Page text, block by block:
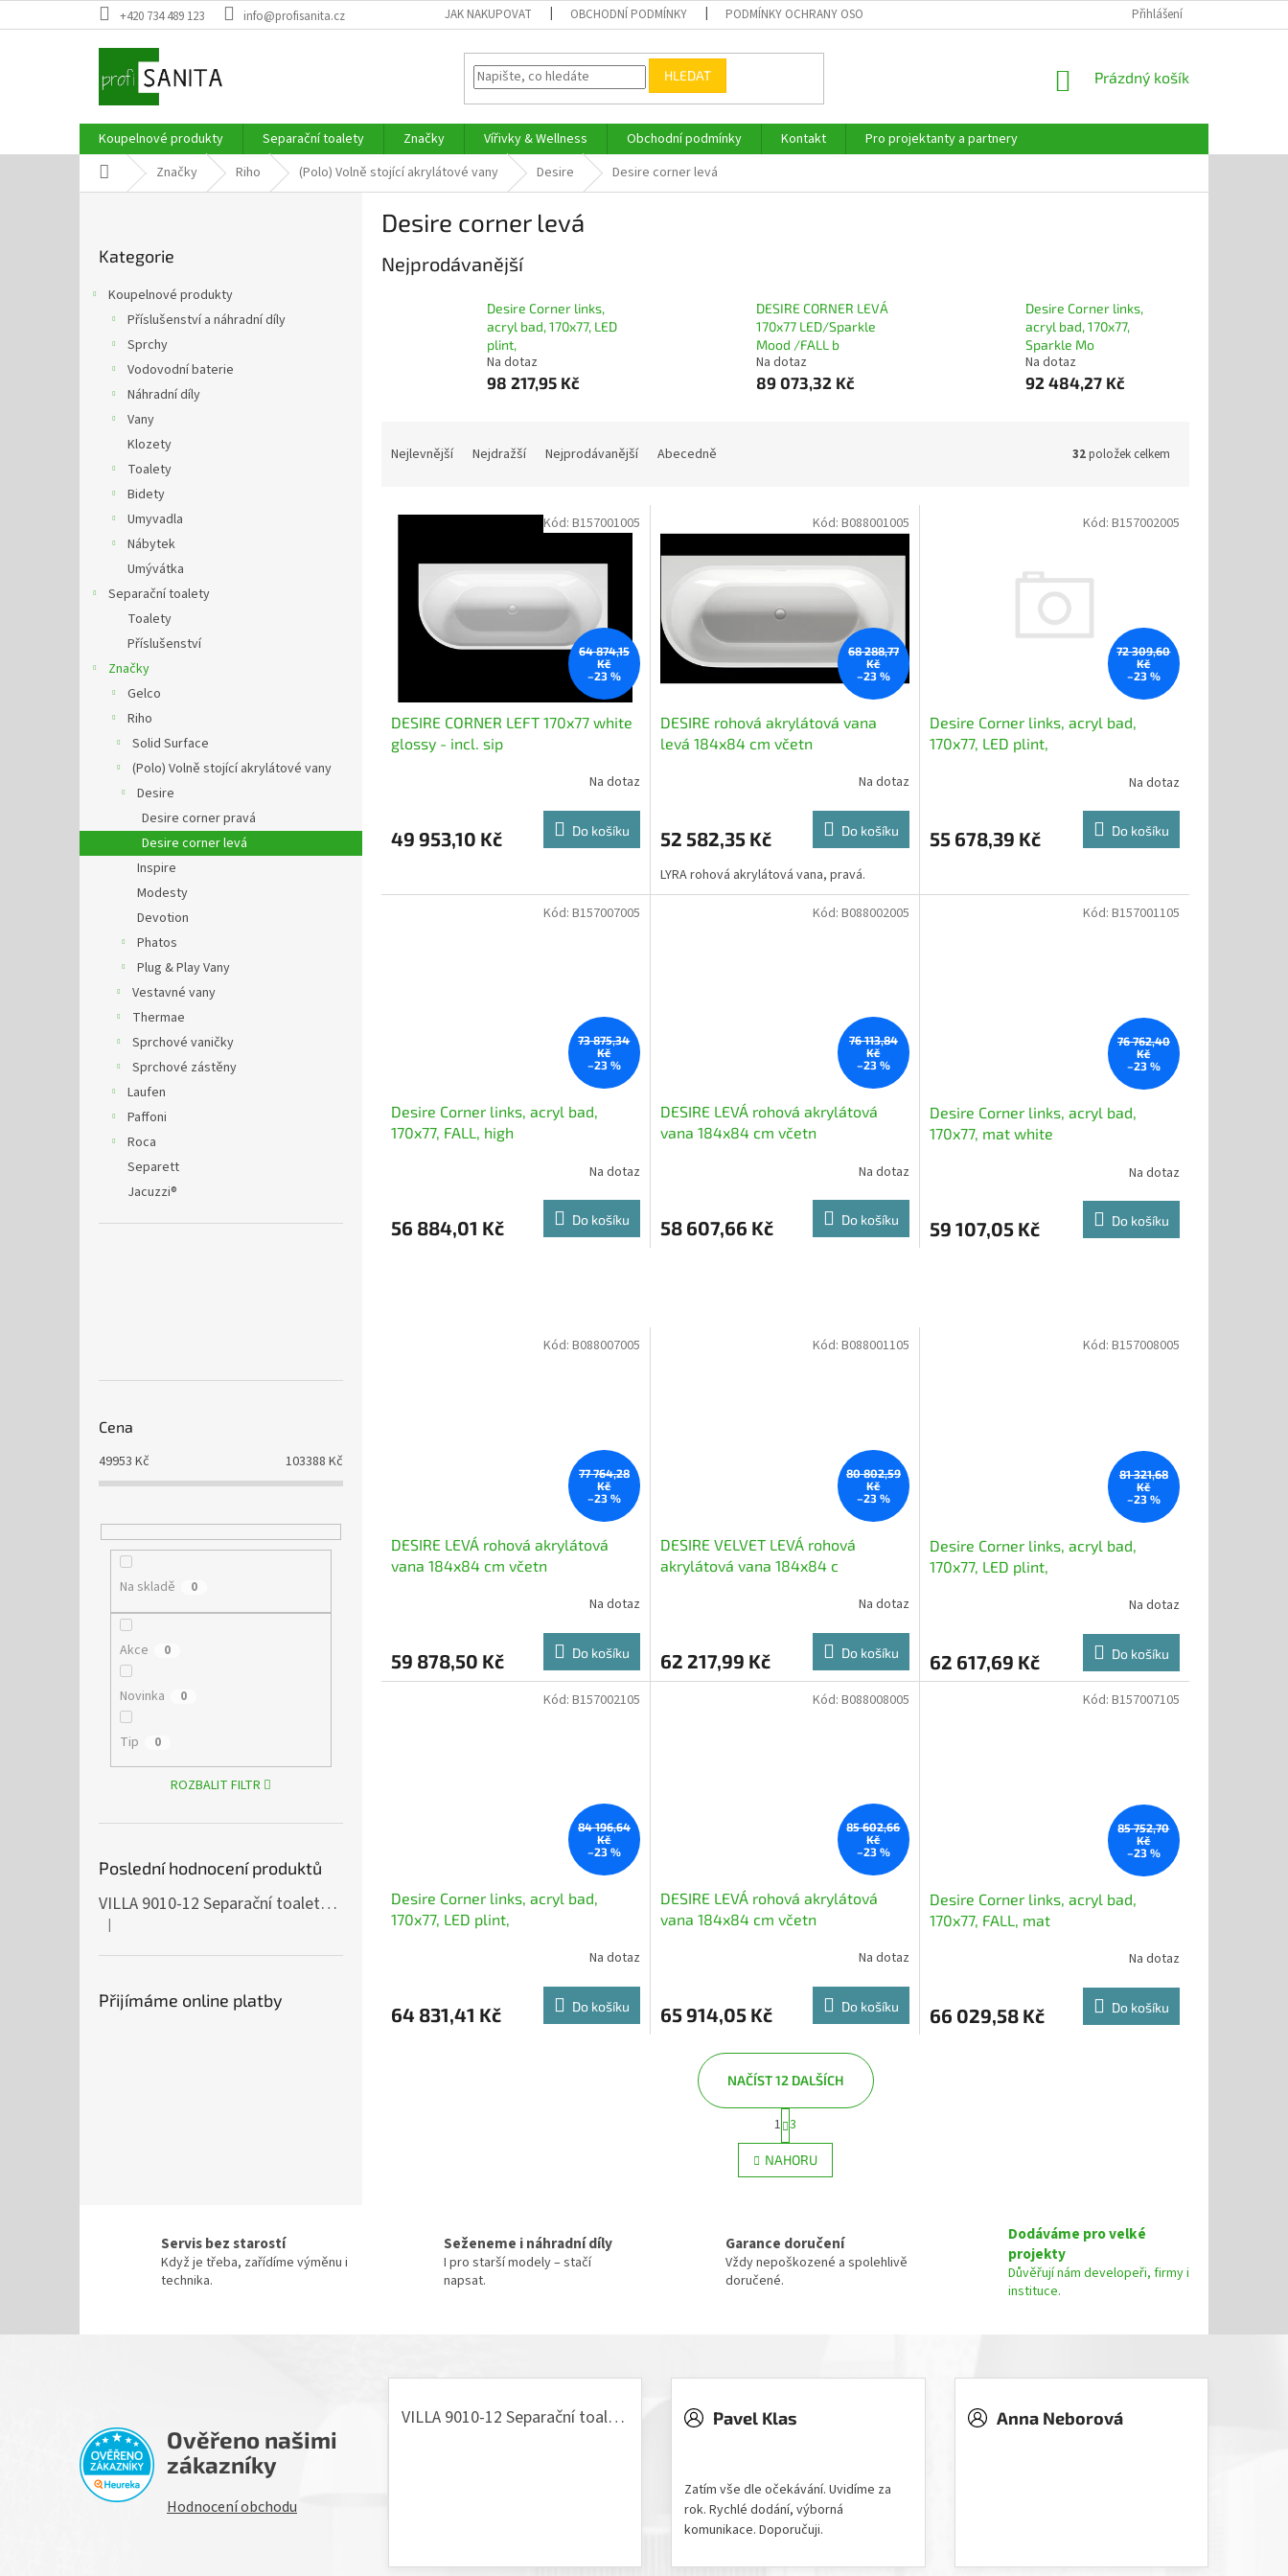
na
+420 734 489 123 info@profisanita.cz JAK NAKUPOVAT OBCHODNÍ PODMÍNKY PODMÍNKY OCHRANY OSOBNÍCH ÚDAJŮ Přihlášení
HLEDAT
NÁKUPNÍ
Prázdný košík
Koupelnové produkty Separační toalety Značky Vířivky & Wellness Obchodní podmínky Kontakt
Pro projektanty a partnery
Domů Značky Riho (Polo) Volně stojící akrylátové vany Desire Desire corner levá
kategorie
Kategorie
Koupelnové produkty
Příslušenství a náhradní díly
Sprchy
Vodovodní baterie
Náhradní díly
Vany
Klozety
Toalety
Bidety
Umyvadla
Nábytek
Umývátka
Separační toalety
Toalety
Příslušenství
Značky
Gelco
Riho
Solid Surface
(Polo) Volně stojící akrylátové vany
Desire
Desire corner pravá
Desire corner levá
Inspire
Modesty
Devotion
Phatos
Plug & Play Vany
Vestavné vany
Thermae
Sprchové vaničky
Sprchové zástěny
Laufen
Paffoni
Roca
Separett
Jacuzzi®
Cena
49953 Kč 103388 Kč
Na skladě 0
Akce 0
Novinka 0
Tip 0
ROZBALIT FILTR
Poslední hodnocení produktů
VILLA 9010-12 Separační toaleta, 230/12V
Hodnocení produktu je 5 z 5 hvězdiček.
|
Přijímáme online platby
Desire corner levá
Nejprodávanější
Desire Corner links,
acryl bad, 170x77, LED
plint,
Na dotaz
98 217,95 Kč
DESIRE CORNER LEVÁ
170x77 LED/Sparkle
Mood /FALL b
Na dotaz
89 073,32 Kč
Desire Corner links,
acryl bad, 170x77,
Sparkle Mo
Na dotaz
92 484,27 Kč
Nejlevnější Nejdražší Nejprodávanější Abecedně 32položek celkem
64 874,15
Kč
–23 %
DESIRE CORNER LEFT 170x77 white
glossy - incl. sip
Na dotaz
49 953,10 Kč Do košíku
Kód: B157001005
68 288,77
Kč
–23 %
DESIRE rohová akrylátová vana
levá 184x84 cm včetn
Na dotaz
52 582,35 Kč Do košíku
LYRA rohová akrylátová vana, pravá.
Kód: B088001005
72 309,60
Kč
–23 %
Desire Corner links, acryl bad,
170x77, LED plint,
Na dotaz
55 678,39 Kč Do košíku
Kód: B157002005
73 875,34
Kč
–23 %
Desire Corner links, acryl bad,
170x77, FALL, high
Na dotaz
56 884,01 Kč Do košíku
Kód: B157007005
76 113,84
Kč
–23 %
DESIRE LEVÁ rohová akrylátová
vana 184x84 cm včetn
Na dotaz
58 607,66 Kč Do košíku
Kód: B088002005
76 762,40
Kč
–23 %
Desire Corner links, acryl bad,
170x77, mat white
Na dotaz
59 107,05 Kč Do košíku
Kód: B157001105
77 764,28
Kč
–23 %
DESIRE LEVÁ rohová akrylátová
vana 184x84 cm včetn
Na dotaz
59 878,50 Kč Do košíku
Kód: B088007005
80 802,59
Kč
–23 %
DESIRE VELVET LEVÁ rohová
akrylátová vana 184x84 c
Na dotaz
62 217,99 Kč Do košíku
Kód: B088001105
81 321,68
Kč
–23 %
Desire Corner links, acryl bad,
170x77, LED plint,
Na dotaz
62 617,69 Kč Do košíku
Kód: B157008005
84 196,64
Kč
–23 %
Desire Corner links, acryl bad,
170x77, LED plint,
Na dotaz
64 831,41 Kč Do košíku
Kód: B157002105
85 602,66
Kč
–23 %
DESIRE LEVÁ rohová akrylátová
vana 184x84 cm včetn
Na dotaz
65 914,05 Kč Do košíku
Kód: B088008005
85 752,70
Kč
–23 %
Desire Corner links, acryl bad,
170x77, FALL, mat
Na dotaz
66 029,58 Kč Do košíku
Kód: B157007105
O
v
l
á
í
p
ý
i
s
NAČÍST 12 DALŠÍCH
S
t
r
á
n
á
n
1 3
NAHORU
Servis bez starostí
Když je třeba, zařídíme výměnu i
technika.
Seženeme i náhradní díly
I pro starší modely – stačí
napsat.
Garance doručení
Vždy nepoškozené a spolehlivě
doručené.
Dodáváme pro velké
projekty
Důvěřují nám developeři, firmy i
instituce.
Ověřeno našimi
zákazníky
Hodnocení obchodu
VILLA 9010-12 Separační toaleta, 230/12V Pavel Klas
Zatím vše dle očekávání. Uvidíme za
rok. Rychlé dodání, výborná
komunikace. Doporučuji.
Anna Neborová